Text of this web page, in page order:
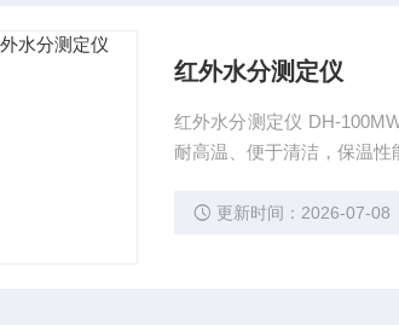
红外水分测定仪
红外水分测定仪 DH-100MW-IR *测定时间
耐高温、便于清洁，保温性能好； *水份测定仪柔和式式加热加热均匀、性能
高温达260度以上，
更新时间：2026-07-08